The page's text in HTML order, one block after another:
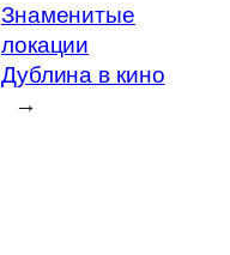
Знаменитые
локации
Дублина в кино
→